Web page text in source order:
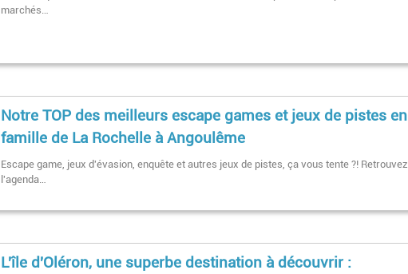
marchés…
Notre TOP des meilleurs escape games et jeux de pistes en
famille de La Rochelle à Angoulême
Escape game, jeux d'évasion, enquête et autres jeux de pistes, ça vous tente ?! Retrouvez
l'agenda…
L'île d'Oléron, une superbe destination à découvrir :